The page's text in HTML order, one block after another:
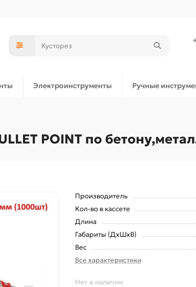
Электроинструменты Ручные
POINT по
Производитель
Кол-во в кассете
Длина
Габариты (ДхШхВ)
Вес
Все характеристики
Нет в наличии